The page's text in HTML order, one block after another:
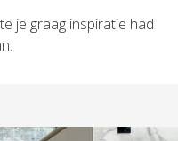
je graag inspiratie had